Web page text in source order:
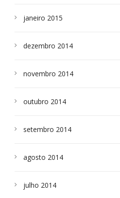
janeiro 2015
dezembro 2014
novembro 2014
outubro 2014
setembro 2014
agosto 2014
julho 2014